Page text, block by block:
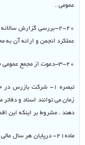
عمومی .
۲-۲۰-بررسی گزارش سالانه
عملکرد انجمن و ارائه آن به
۳-۲۰-دعوت از مجمع عمومی فوقالعاده در موارد ضروری
تبصره ۱- شرکت بازرس
زمان می توانند اسناد و دفاتر
دهند . مشروط بر اینکه این
ماده۲۱- درپایان هر سال